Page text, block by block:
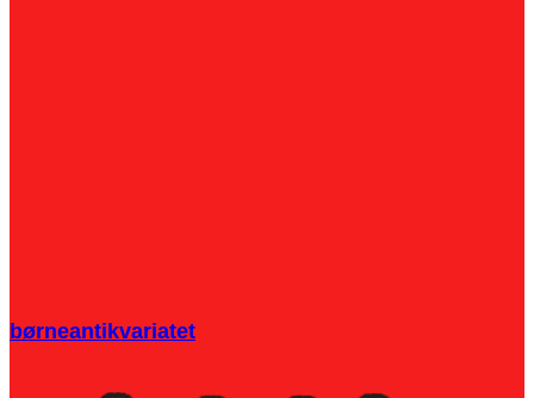
børneantikvariatet